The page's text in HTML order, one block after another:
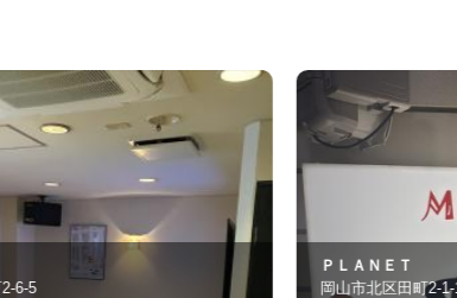
ＰＬＡＮＥＴ
岡山市北区田町2-1-1